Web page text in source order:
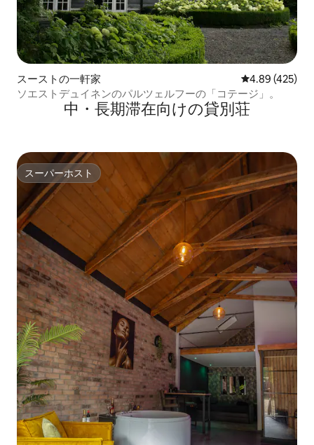
スーストの一軒家 レビュー425
4.89 (425)
ソエストデュイネンのパルツェルフーの「コテージ」。
中・長期滞在向けの貸別荘
スーパーホスト
スーパーホスト